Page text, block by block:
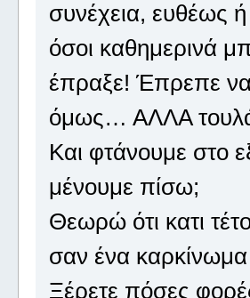
συνέχεια, ευθέως
όσοι καθημερινά
έπραξε! Έπρεπε να
όμως… ΑΛΛΑ
Και φτάνουμε στο
μένουμε πίσω;
Θεωρώ ότι κατι
σαν ένα
Ξέρετε πόσες